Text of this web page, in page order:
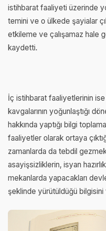
istihbarat faaliyeti üzerinde
temini ve o ülkede şayialar
etkileme ve çalışamaz hale
kaydetti.
İç istihbarat faaliyetlerinin
kavgalarının yoğunlaştığı
hakkında yaptığı bilgi
faaliyetler olarak ortaya
zamanlarda da tebdil
asayişsizliklerin, isyan
mekanlarda yapacakları
şeklinde yürütüldüğü bilgisini